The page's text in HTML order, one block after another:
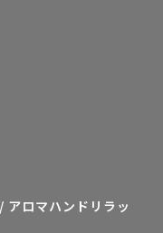
アロマハンドリラッ